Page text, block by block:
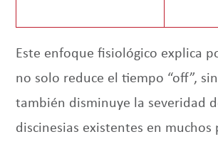
Este enfoque fisiológico explica
no solo reduce el tiempo “off”,
también disminuye la severidad
discinesias existentes en muchos